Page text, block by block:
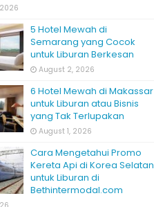
5 Hotel Mewah di
Semarang yang Cocok
untuk Liburan Berkesan
August 2, 2026
6 Hotel Mewah di Makassar
untuk Liburan atau Bisnis
yang Tak Terlupakan
August 1, 2026
Cara Mengetahui Promo
Kereta Api di Korea Selatan
untuk Liburan di
Bethintermodal.com